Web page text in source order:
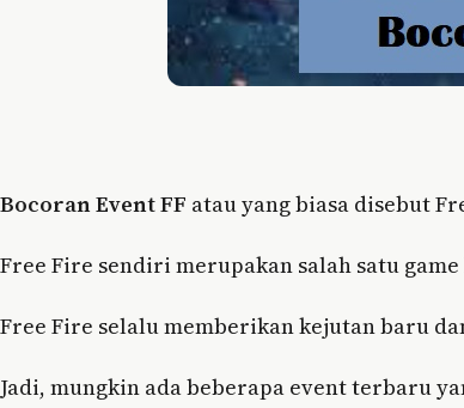
Bocoran Event FF atau yang biasa disebut
Free Fire sendiri merupakan salah satu
Free Fire selalu memberikan kejutan baru
Jadi, mungkin ada beberapa event terbaru